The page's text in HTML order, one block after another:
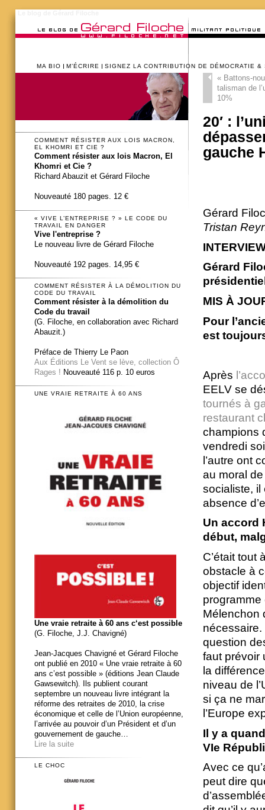
MA BIO M’ÉCRIRE SIGNEZ LA CONTRIBUTION DE DÉMOCRATIE &
«Battons-
talisman de
10%
20′ :
gauche
Gérard
Tristan
Gérard
MIS À
Pour
est
Après
EELV se
tournés à
restaurant
champions
vendredi
l’autre ont
au moral
socialiste,
absence
Un accord
début,
C’était tout
obstacle à
objectif
Mélenchon
question
faut prévoir
la
niveau de
si ça ne
l’Europe
Il y a
VIe
Avec ce
peut dire
COMMENT RÉSISTER AUX LOIS MACRON,
EL KHOMRI ET CIE ?
Comment résister aux lois Macron, El
Khomri et Cie ?
Richard Abauzit et Gérard Filoche
Nouveauté 180 pages. 12 €
« VIVE L’ENTREPRISE ? » LE CODE DU
TRAVAIL EN DANGER
Vive l'entreprise ?
Le nouveau livre de Gérard Filoche
Nouveauté 192 pages. 14,95 €
COMMENT RÉSISTER À LA DÉMOLITION DU
CODE DU TRAVAIL
Comment résister à la démolition du
Code du travail
(G. Filoche, en collaboration avec Richard
Abauzit.)
Préface de Thierry Le Paon
Aux Éditions Le Vent se lève, collection Ô
Rages ! Nouveauté 116 p. 10 euros
UNE VRAIE RETRAITE À 60 ANS
Une vraie retraite à 60 ans c‘est possible
(G. Filoche, J.J. Chavigné)
Jean-Jacques Chavigné et Gérard Filoche
ont publié en 2010 « Une vraie retraite à 60
ans c’est possible » (éditions Jean Claude
Gawsewitch). Ils publient courant
septembre un nouveau livre intégrant la
réforme des retraites de 2010, la crise
économique et celle de l’Union européenne,
l’arrivée au pouvoir d’un Président et d’un
gouvernement de gauche…
Lire la suite
LE CHOC